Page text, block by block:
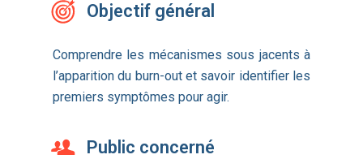
Objectif général
Comprendre les mécanismes sous jacents à
l’apparition du burn-out et savoir identifier les
premiers symptômes pour agir.
Public concerné